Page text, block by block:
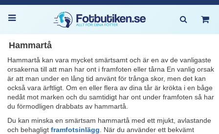
Hammartå
Hammartå kan vara mycket smärtsamt och är en av de vanligaste
orsakerna till att man har ont i framfoten eller tårna En vanlig orsak
är att man under en lång tid använt för trånga skor, men det kan
också vara ärftligt. Om en eller flera av dina tår är krökta i en båge
nedåt mot marken och du samtidigt har ont under framfoten så har
du förmodligen drabbats av hammartå.
Du kan minska en smärtsam hammartå med ett mjukt, avlastande
och behagligt framfotsinlägg. När du använder ett bekvämt